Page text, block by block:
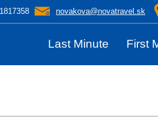
novakova@novatravel.sk
Last Minute First